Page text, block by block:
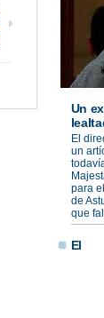
Un
El
un
para
de
que
El